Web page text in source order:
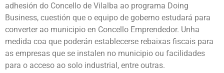
adhesión do Concello de Vilalba ao programa Doing
Business, cuestión que o equipo de goberno estudará para
converter ao municipio en Concello Emprendedor. Unha
medida coa que poderán establecerse rebaixas fiscais para
as empresas que se instalen no municipio ou facilidades
para o acceso ao solo industrial, entre outras.